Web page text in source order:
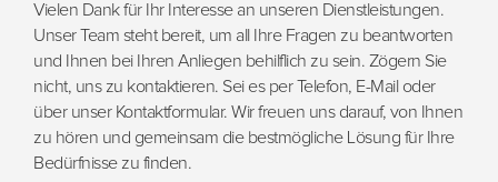
Vielen Dank für Ihr Interesse an unseren Dienstleistungen.
Unser Team steht bereit, um all Ihre Fragen zu beantworten
und Ihnen bei Ihren Anliegen behilflich zu sein. Zögern Sie
nicht, uns zu kontaktieren. Sei es per Telefon, E-Mail oder
über unser Kontaktformular. Wir freuen uns darauf, von Ihnen
zu hören und gemeinsam die bestmögliche Lösung für Ihre
Bedürfnisse zu finden.